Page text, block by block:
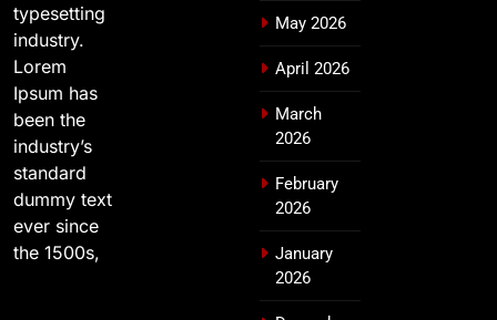
typesetting
industry.
Lorem
Ipsum has
been the
industry’s
standard
dummy text
ever since
the 1500s,
May 2026
April 2026
March
2026
February
2026
January
2026